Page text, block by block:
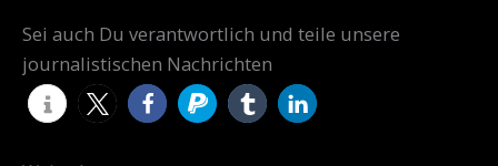
Sei auch Du verantwortlich und teile unsere
journalistischen Nachrichten